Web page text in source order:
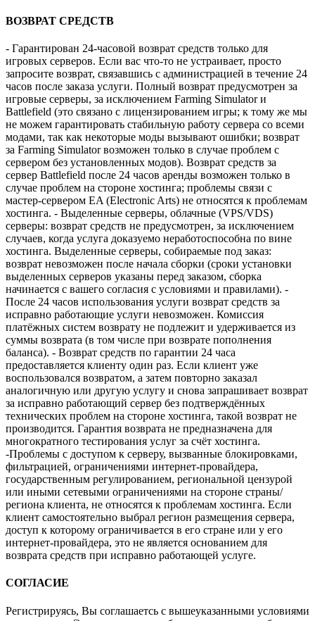
ВОЗВРАТ СРЕДСТВ
- Гарантирован 24-часовой возврат средств только для
игровых серверов. Если вас что-то не устраивает, просто
запросите возврат, связавшись с администрацией в течение 24
часов после заказа услуги. Полный возврат предусмотрен за
игровые серверы, за исключением Farming Simulator и
Battlefield (это связано с лицензированием игры; к тому же мы
не можем гарантировать стабильную работу сервера со всеми
модами, так как некоторые моды вызывают ошибки; возврат
за Farming Simulator возможен только в случае проблем с
сервером без установленных модов). Возврат средств за
сервер Battlefield после 24 часов аренды возможен только в
случае проблем на стороне хостинга; проблемы связи с
мастер-сервером EA (Electronic Arts) не относятся к проблемам
хостинга. - Выделенные серверы, облачные (VPS/VDS)
серверы: возврат средств не предусмотрен, за исключением
случаев, когда услуга доказуемо неработоспособна по вине
хостинга. Выделенные серверы, собираемые под заказ:
возврат невозможен после начала сборки (сроки установки
выделенных серверов указаны перед заказом, сборка
начинается с вашего согласия с условиями и правилами). -
После 24 часов использования услуги возврат средств за
исправно работающие услуги невозможен. Комиссия
платёжных систем возврату не подлежит и удерживается из
суммы возврата (в том числе при возврате пополнения
баланса). - Возврат средств по гарантии 24 часа
предоставляется клиенту один раз. Если клиент уже
воспользовался возвратом, а затем повторно заказал
аналогичную или другую услугу и снова запрашивает возврат
за исправно работающий сервер без подтверждённых
технических проблем на стороне хостинга, такой возврат не
производится. Гарантия возврата не предназначена для
многократного тестирования услуг за счёт хостинга.
-Проблемы с доступом к серверу, вызванные блокировками,
фильтрацией, ограничениями интернет-провайдера,
государственным регулированием, региональной цензурой
или иными сетевыми ограничениями на стороне страны/
региона клиента, не относятся к проблемам хостинга. Если
клиент самостоятельно выбрал регион размещения сервера,
доступ к которому ограничивается в его стране или у его
интернет-провайдера, это не является основанием для
возврата средств при исправно работающей услуге.
СОГЛАСИЕ
Регистрируясь, Вы соглашаетсь с вышеуказанными условиями